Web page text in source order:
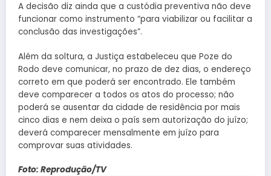
A decisão diz ainda que a custódia preventiva não deve
funcionar como instrumento “para viabilizar ou facilitar a
conclusão das investigações”.
Além da soltura, a Justiça estabeleceu que Poze do
Rodo deve comunicar, no prazo de dez dias, o endereço
correto em que poderá ser encontrado. Ele também
deve comparecer a todos os atos do processo; não
poderá se ausentar da cidade de residência por mais
cinco dias e nem deixa o país sem autorização do juízo;
deverá comparecer mensalmente em juízo para
comprovar suas atividades.
Foto: Reprodução/TV